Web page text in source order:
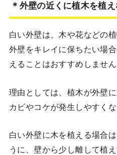
＊外壁の近くに植木を植
白い外壁は、木や花などの
外壁をキレイに保ちたい場
えることはおすすめしません
理由としては、植木が外壁
カビやコケが発生しやすくな
白い外壁に木を植える場合
うに、壁から少し離して植え